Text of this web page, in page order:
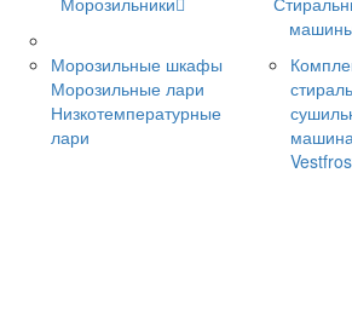
Морозильные шкафы
Морозильные лари
Низкотемпературные
лари
машина